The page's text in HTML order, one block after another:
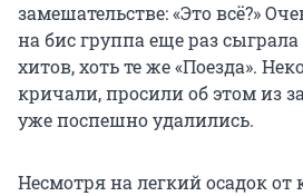
замешательстве: «Это всё?»
на бис группа еще раз
хитов, хоть те же «Поезда».
кричали, просили об этом из
уже поспешно удалились.
Несмотря на легкий осадок от